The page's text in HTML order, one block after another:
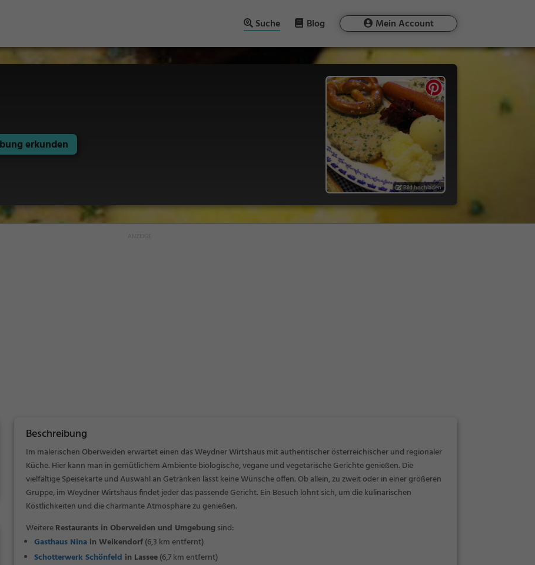
Suche Blog Mein Account
erkunden
Bild hochladen
Beschreibung
Im malerischen Oberweiden erwartet einen das Weydner Wirtshaus mit authentischer österreichischer und regionaler
Küche. Hier kann man in gemütlichem Ambiente biologische, vegane und vegetarische Gerichte genießen. Die
vielfältige Speisekarte und Auswahl an Getränken lässt keine Wünsche offen. Ob allein, zu zweit oder in einer größeren
Gruppe, im Weydner Wirtshaus findet jeder das passende Gericht. Ein Besuch lohnt sich, um die kulinarischen
Köstlichkeiten und die charmante Atmosphäre zu genießen.
WeitereRestaurants in Oberweiden und Umgebungsind:
Gasthaus Nina in Weikendorf(6,3 km entfernt)
Schotterwerk Schönfeld in Lassee(6,7 km entfernt)